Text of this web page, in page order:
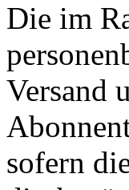
Die im
Versand
sofern